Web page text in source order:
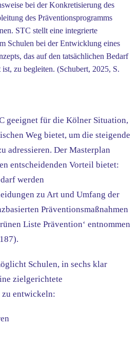
bei der Konkretisierung des
des Präventionsprogramms
STC stellt eine integrierte
Schulen bei der Entwicklung eines
das auf den tatsächlichen Bedarf
zu begleiten. (Schubert, 2025, S.
geeignet für die Kölner Situation,
Weg bietet, um die steigende
adressieren. Der Masterplan
entscheidenden Vorteil bietet:
werden
zu Art und Umfang der
Präventionsmaßnahmen
Liste Prävention‘ entnommen
Schulen, in sechs klar
zielgerichtete
zu entwickeln: